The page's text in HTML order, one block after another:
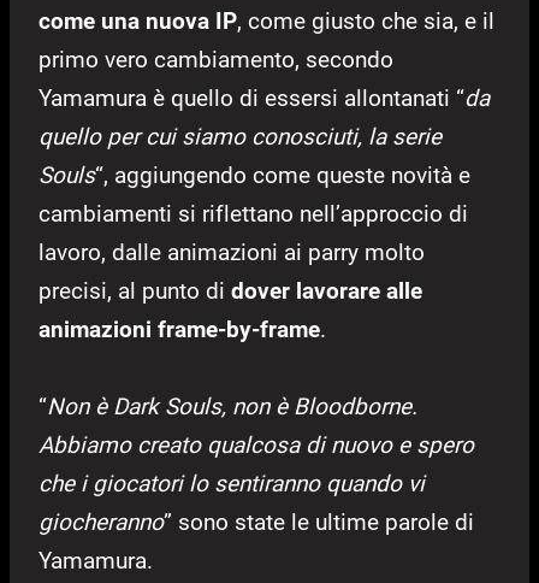
come una nuova IP, come giusto che sia, e il
primo vero cambiamento, secondo
Yamamura è quello di essersi allontanati “da
quello per cui siamo conosciuti, la serie
Souls“, aggiungendo come queste novità e
cambiamenti si riflettano nell’approccio di
lavoro, dalle animazioni ai parry molto
precisi, al punto di dover lavorare alle
animazioni frame-by-frame.
“Non è Dark Souls, non è Bloodborne.
Abbiamo creato qualcosa di nuovo e spero
che i giocatori lo sentiranno quando vi
giocheranno” sono state le ultime parole di
Yamamura.